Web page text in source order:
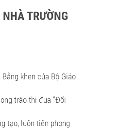
TRƯỜNG
khen của Bộ Giáo
trào thi đua “Đổi
tạo, luôn tiên phong